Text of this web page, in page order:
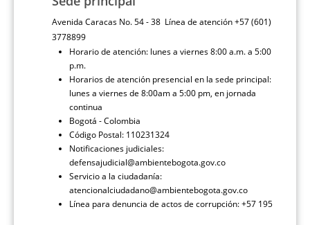
Avenida Caracas No. 54 - 38 Línea de atención +57 (601)
3778899
Horario de atención: lunes a viernes 8:00 a.m. a 5:00
p.m.
Horarios de atención presencial en la sede principal:
lunes a viernes de 8:00am a 5:00 pm, en jornada
continua
Bogotá - Colombia
Código Postal: 110231324
Notificaciones judiciales:
defensajudicial@ambientebogota.gov.co
Servicio a la ciudadanía:
atencionalciudadano@ambientebogota.gov.co
Línea para denuncia de actos de corrupción: +57 195